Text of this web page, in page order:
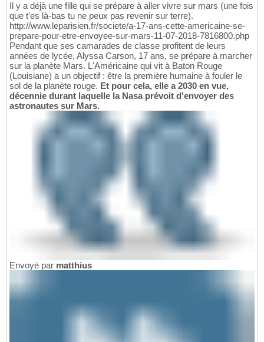
Il y a déjà une fille qui se prépare à aller vivre sur mars (une fois
que t'es là-bas tu ne peux pas revenir sur terre).
http://www.leparisien.fr/societe/a-17-ans-cette-americaine-se-
prepare-pour-etre-envoyee-sur-mars-11-07-2018-7816800.php
Pendant que ses camarades de classe profitent de leurs
années de lycée, Alyssa Carson, 17 ans, se prépare à marcher
sur la planète Mars. L'Américaine qui vit à Baton Rouge
(Louisiane) a un objectif : être la première humaine à fouler le
sol de la planète rouge. Et pour cela, elle a 2030 en vue,
décennie durant laquelle la Nasa prévoit d'envoyer des
astronautes sur Mars.
Envoyé par matthius